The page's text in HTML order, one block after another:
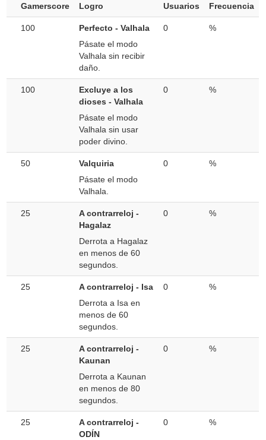
Gamerscore Logro Usuarios Frecuencia
100
Perfecto - Valhala
Pásate el modo
Valhala sin recibir
daño.
0 %
100
Excluye a los
dioses - Valhala
Pásate el modo
Valhala sin usar
poder divino.
0 %
50
Valquiria
Pásate el modo
Valhala.
0 %
25
A contrarreloj -
Hagalaz
Derrota a Hagalaz
en menos de 60
segundos.
0 %
25
A contrarreloj - Isa
Derrota a Isa en
menos de 60
segundos.
0 %
25
A contrarreloj -
Kaunan
Derrota a Kaunan
en menos de 80
segundos.
0 %
25
A contrarreloj -
ODÍN
0 %